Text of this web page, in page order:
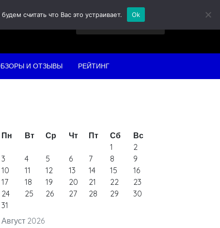
И ОТЗЫВЫ РЕЙТИНГ
Август 2026
Пн Вт Ср Чт Пт Сб
Вс
1
2
3
4 5 6 7 8
9
10
11 12 13 14 15
16
17
18 19 20 21 22
23
24
25 26 27 28 29
30
31
считать что Вас это устраивает. Ok